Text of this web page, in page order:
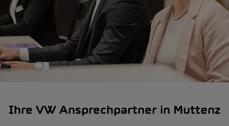
Ihre VW Ansprechpartner in Muttenz